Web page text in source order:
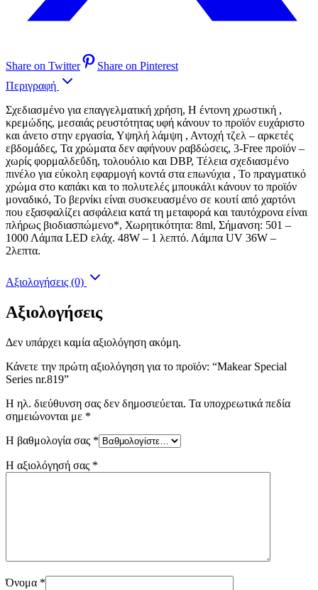
Share on Twitter
Share on Pinterest
Περιγραφή
Σχεδιασμένο για επαγγελματική χρήση, Η έντονη χρωστική ,
κρεμώδης, μεσαιάς ρευστότητας υφή κάνουν το προϊόν ευχάριστο
και άνετο στην εργασία, Υψηλή λάμψη , Αντοχή τζελ – αρκετές
εβδομάδες, Τα χρώματα δεν αφήνουν ραβδώσεις, 3-Free προϊόν –
χωρίς φορμαλδεΰδη, τολουόλιο και DBP, Τέλεια σχεδιασμένο
πινέλο για εύκολη εφαρμογή κοντά στα επωνύχια , Το πραγματικό
χρώμα στο καπάκι και το πολυτελές μπουκάλι κάνουν το προϊόν
μοναδικό, Το βερνίκι είναι συσκευασμένο σε κουτί από χαρτόνι
που εξασφαλίζει ασφάλεια κατά τη μεταφορά και ταυτόχρονα είναι
πλήρως βιοδιασπώμενο*, Χωρητικότητα: 8ml, Σήμανση: 501 –
1000 Λάμπα LED ελάχ. 48W – 1 λεπτό. Λάμπα UV 36W –
2λεπτα.
Αξιολογήσεις (0)
Αξιολογήσεις
Δεν υπάρχει καμία αξιολόγηση ακόμη.
Κάνετε την πρώτη αξιολόγηση για το προϊόν: “Makear Special
Series nr.819”
Η ηλ. διεύθυνση σας δεν δημοσιεύεται. Τα υποχρεωτικά πεδία
σημειώνονται με *
Η βαθμολογία σας *
Η αξιολόγησή σας *
Όνομα *